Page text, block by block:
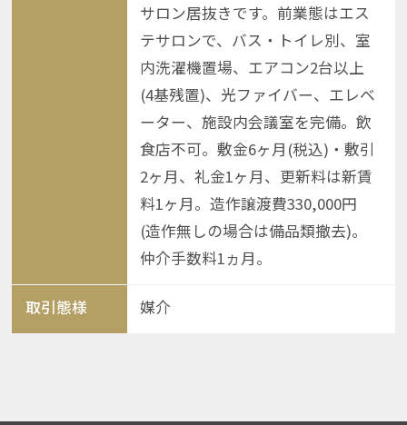
サロン居抜きです。前業態はエス
テサロンで、バス・トイレ別、室
内洗濯機置場、エアコン2台以上
(4基残置)、光ファイバー、エレベ
ーター、施設内会議室を完備。飲
食店不可。敷金6ヶ月(税込)・敷引
2ヶ月、礼金1ヶ月、更新料は新賃
料1ヶ月。造作譲渡費330,000円
(造作無しの場合は備品類撤去)。
仲介手数料1ヵ月。
取引態様 媒介